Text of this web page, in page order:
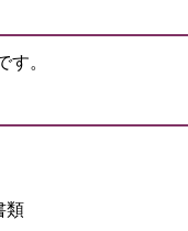
。
類